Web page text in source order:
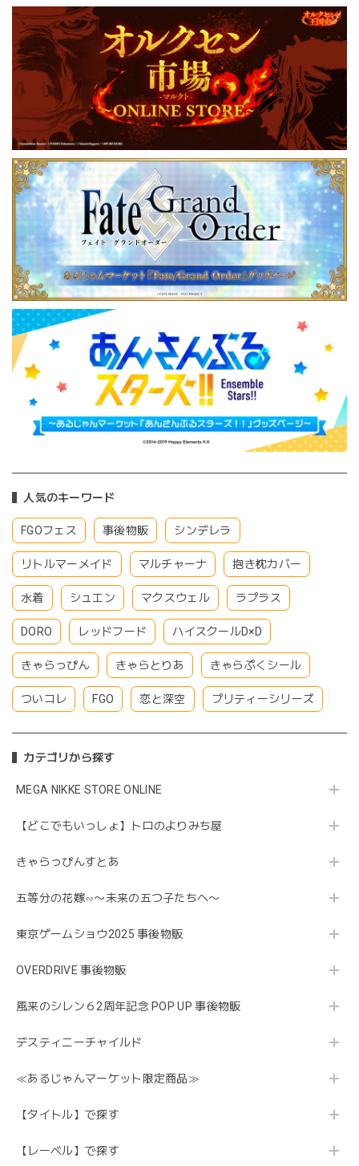
人気のキーワード
FGOフェス 事後物販 シンデレラ
リトルマーメイド マルチャーナ 抱き枕カバー
水着 シュエン マクスウェル ラプラス
DORO レッドフード ハイスクールD×D
きゃらっぴん きゃらとりあ きゃらぷくシール
ついコレ FGO 恋と深空 プリティーシリーズ
カテゴリから探す
MEGA NIKKE STORE ONLINE
【どこでもいっしょ】トロのよりみち屋
きゃらっぴんすとあ
五等分の花嫁∽〜未来の五つ子たちへ〜
東京ゲームショウ2025 事後物販
OVERDRIVE 事後物販
風来のシレン６2周年記念 POP UP 事後物販
デスティニーチャイルド
≪あるじゃんマーケット限定商品≫
【タイトル】で探す
【レーベル】で探す